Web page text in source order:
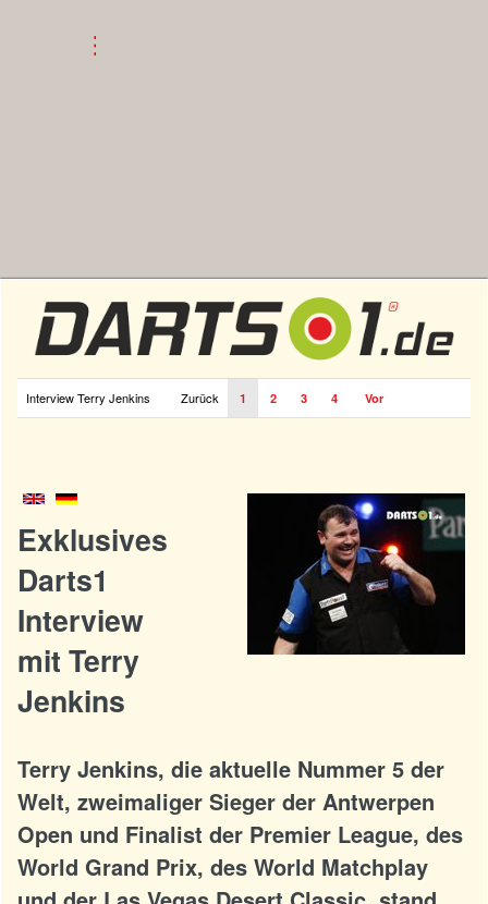
Interview Terry Jenkins Zurück 1 2 3 4 Vor
Exklusives
Darts1
Interview
mit Terry
Jenkins
Terry Jenkins, die aktuelle Nummer 5 der
Welt, zweimaliger Sieger der Antwerpen
Open und Finalist der Premier League, des
World Grand Prix, des World Matchplay